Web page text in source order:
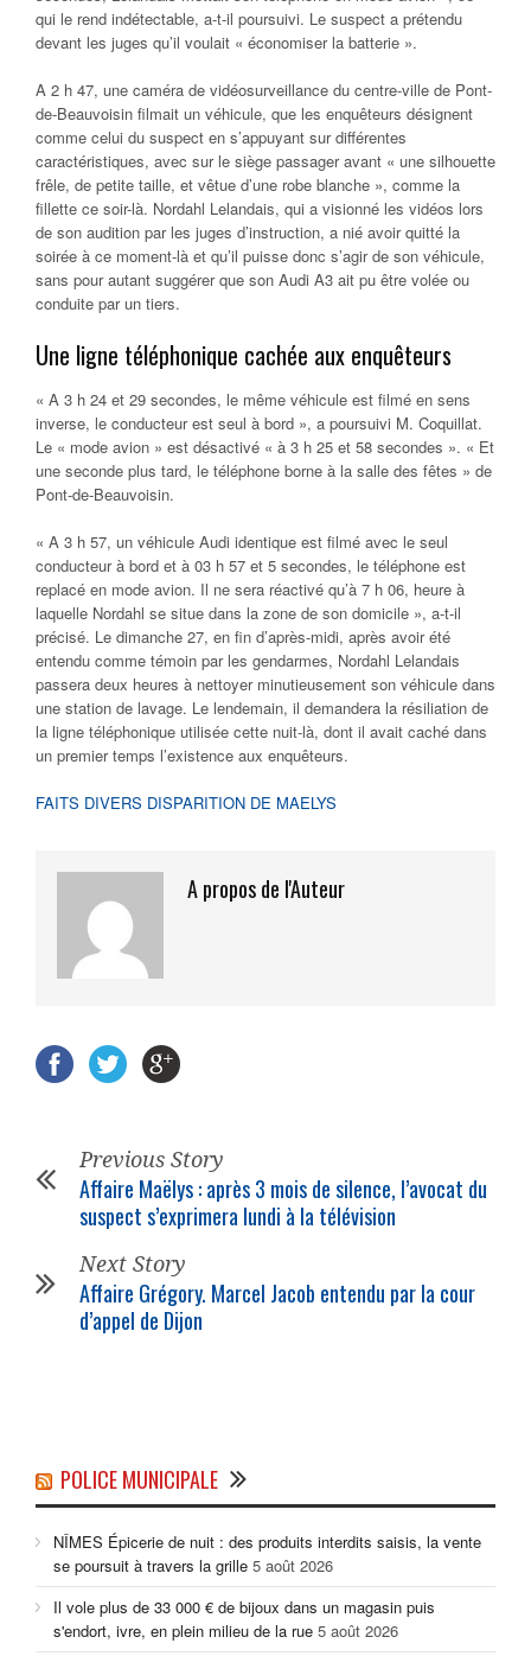
qui le rend indétectable, a-t-il poursuivi. Le suspect a prétendu
devant les juges qu’il voulait « économiser la batterie ».
A 2 h 47, une caméra de vidéosurveillance du centre-ville de Pont-
de-Beauvoisin filmait un véhicule, que les enquêteurs désignent
comme celui du suspect en s’appuyant sur différentes
caractéristiques, avec sur le siège passager avant « une silhouette
frêle, de petite taille, et vêtue d’une robe blanche », comme la
fillette ce soir-là. Nordahl Lelandais, qui a visionné les vidéos lors
de son audition par les juges d’instruction, a nié avoir quitté la
soirée à ce moment-là et qu’il puisse donc s’agir de son véhicule,
sans pour autant suggérer que son Audi A3 ait pu être volée ou
conduite par un tiers.
Une ligne téléphonique cachée aux enquêteurs
« A 3 h 24 et 29 secondes, le même véhicule est filmé en sens
inverse, le conducteur est seul à bord », a poursuivi M. Coquillat.
Le « mode avion » est désactivé « à 3 h 25 et 58 secondes ». « Et
une seconde plus tard, le téléphone borne à la salle des fêtes » de
Pont-de-Beauvoisin.
« A 3 h 57, un véhicule Audi identique est filmé avec le seul
conducteur à bord et à 03 h 57 et 5 secondes, le téléphone est
replacé en mode avion. Il ne sera réactivé qu’à 7 h 06, heure à
laquelle Nordahl se situe dans la zone de son domicile », a-t-il
précisé. Le dimanche 27, en fin d’après-midi, après avoir été
entendu comme témoin par les gendarmes, Nordahl Lelandais
passera deux heures à nettoyer minutieusement son véhicule dans
une station de lavage. Le lendemain, il demandera la résiliation de
la ligne téléphonique utilisée cette nuit-là, dont il avait caché dans
un premier temps l’existence aux enquêteurs.
FAITS DIVERS DISPARITION DE MAELYS
A propos de l'Auteur
Previous Story
Affaire Maëlys : après 3 mois de silence, l’avocat du
suspect s’exprimera lundi à la télévision
Next Story
Affaire Grégory. Marcel Jacob entendu par la cour
d’appel de Dijon
POLICE MUNICIPALE
NÎMES Épicerie de nuit : des produits interdits saisis, la vente
se poursuit à travers la grille 5 août 2026
Il vole plus de 33 000 € de bijoux dans un magasin puis
s'endort, ivre, en plein milieu de la rue 5 août 2026